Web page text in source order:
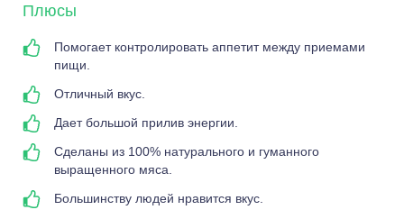
Плюсы
Помогает контролировать аппетит между приемами
пищи.
Отличный вкус.
Дает большой прилив энергии.
Сделаны из 100% натурального и гуманного
выращенного мяса.
Большинству людей нравится вкус.